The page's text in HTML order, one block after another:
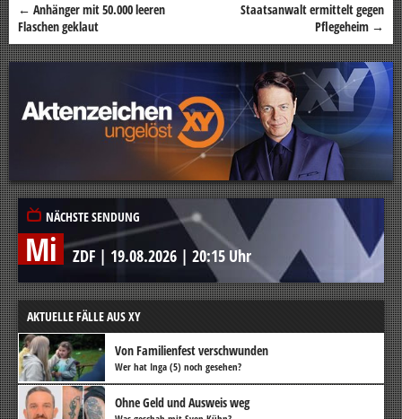
Beitragsnavigation
← Anhänger mit 50.000 leeren
Flaschen geklaut
Staatsanwalt ermittelt gegen
Pflegeheim →
NÄCHSTE SENDUNG
Mi ZDF | 19.08.2026 | 20:15 Uhr
AKTUELLE FÄLLE AUS XY
Von Familienfest verschwunden
Wer hat Inga (5) noch gesehen?
Ohne Geld und Ausweis weg